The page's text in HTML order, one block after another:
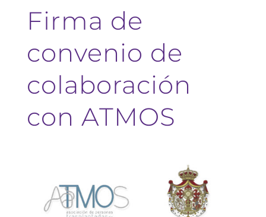
Firma de
convenio de
colaboración
con ATMOS